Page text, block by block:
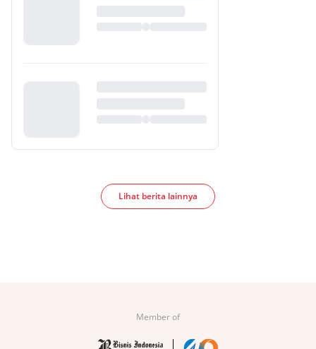
Lihat berita lainnya
Member of